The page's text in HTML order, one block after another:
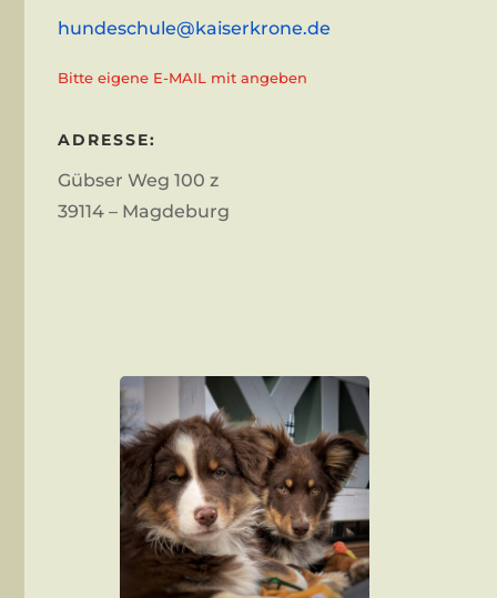
hundeschule@kaiserkrone.de
Bitte eigene E-MAIL mit angeben
ADRESSE:
Gübser Weg 100 z
39114 – Magdeburg